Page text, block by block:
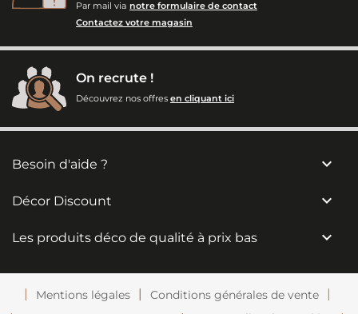
Par mail via notre formulaire de contact
Contactez votre magasin
On recrute !
Découvrez nos offres en cliquant ici
Besoin d'aide ? 
Décor Discount 
Les produits déco de qualité à prix bas 
Mentions légales
Conditions générales de vente